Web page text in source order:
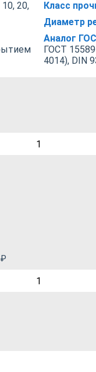
20,
Класс
Диаметр
Аналог
ГОСТ
4014), DIN
₽